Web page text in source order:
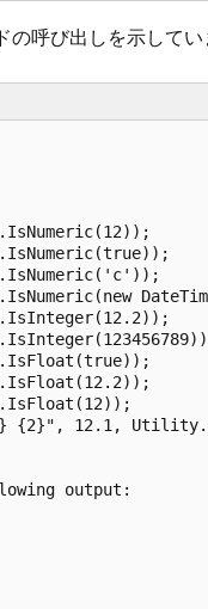
の呼び出しを示してい
{2}", 12.1,
output: